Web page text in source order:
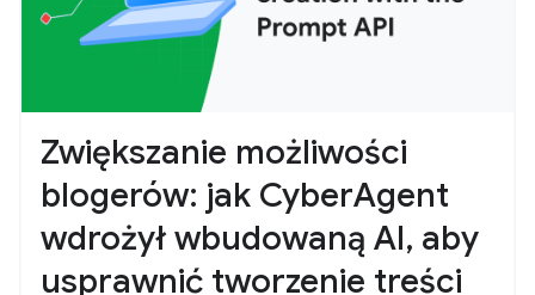
Zwiększanie możliwości
blogerów: jak CyberAgent
wdrożył wbudowaną AI, aby
usprawnić tworzenie treści